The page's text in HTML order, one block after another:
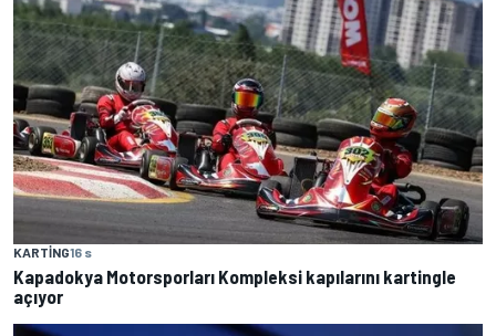
KARTING16 s
Kapadokya Motorsporları Kompleksi kapılarını kartingle
açıyor